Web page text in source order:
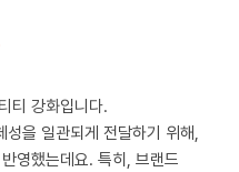
티 강화입니다.
성을 일관되게 전달하기 위해,
영했는데요. 특히, 브랜드